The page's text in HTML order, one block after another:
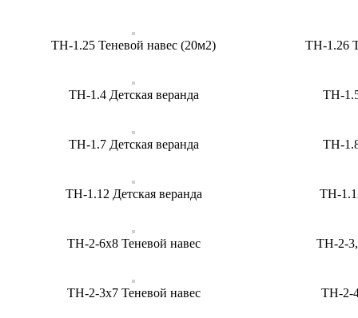
ТН-1.25 Теневой навес (20м2) ТН-1.26
ТН-1.4 Детская веранда ТН-
ТН-1.7 Детская веранда ТН-
ТН-1.12 Детская веранда ТН-
ТН-2-6х8 Теневой навес ТН-2-
ТН-2-3х7 Теневой навес ТН-2-